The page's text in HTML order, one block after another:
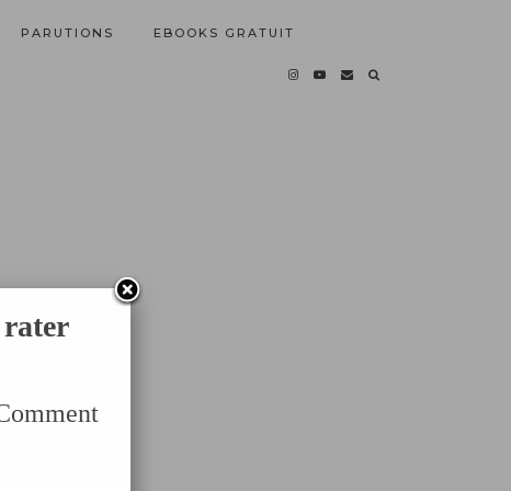
PARUTIONS EBOOKS GRATUIT
rater